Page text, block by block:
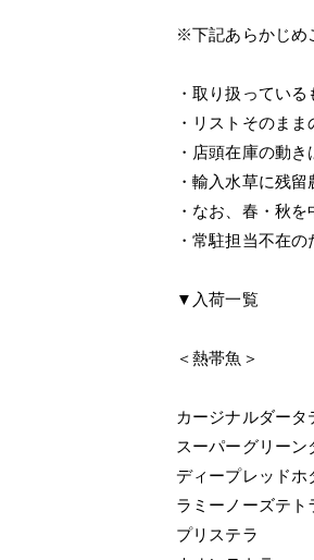
※下記あらかじめ
・取り扱ってい
・リストそのま
・店頭在庫の動
・輸入水草に残
・なお、春・秋
・常駐担当不在
▼入荷一覧
＜熱帯魚＞
カージナルダータ
スーパーグリーン
ディープレッドホ
ラミーノーズテト
プリステラ